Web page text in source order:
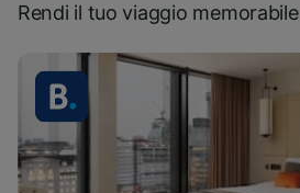
Rendi il tuo viaggio memorabile